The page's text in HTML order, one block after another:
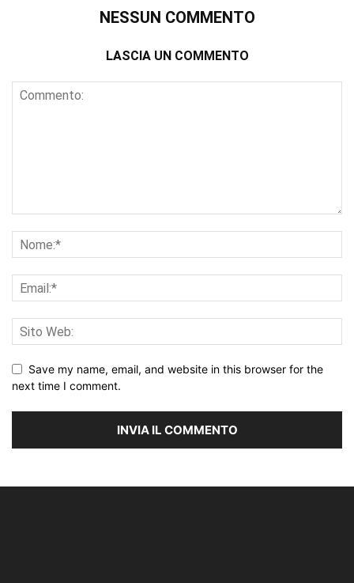
NESSUN COMMENTO
LASCIA UN COMMENTO
Save my name, email, and website in this browser for the
next time I comment.